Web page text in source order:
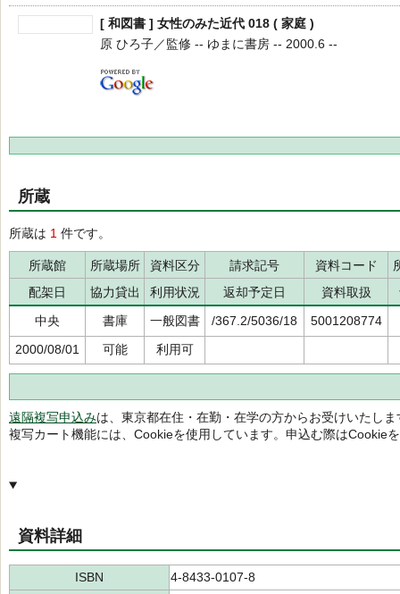
[ 和図書 ] 女性のみた近代 018 ( 家庭 )
原 ひろ子／監修 -- ゆまに書房 -- 2000.6 --
所蔵
所蔵は 1 件です。
所蔵館 所蔵場所 資料区分 請求記号 資料コード
配架日
協力貸出 利用状況 返却予定日 資料取扱
中央
書庫 一般図書 /367.2/5036/18
5001208774
2000/08/01
可能 利用可
遠隔複写申込みは、東京都在住・在勤・在学の方からお受けいたしま
複写カート機能には、Cookieを使用しています。申込む際はCookie
資料詳細
ISBN
4-8433-0107-8